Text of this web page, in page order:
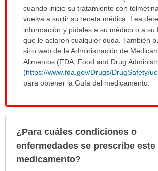
cuando inicie su tratamiento con
vuelva a surtir su receta médica. Lea
información y pídales a su médico o a su
que le aclaren cualquier duda. También
sitio web de la Administración de
Alimentos (FDA, Food and Drug
(https://www.fda.gov/Drugs/DrugSafety/
para obtener la Guía del medicamento.
¿Para cuáles condiciones o
enfermedades se prescribe este
medicamento?